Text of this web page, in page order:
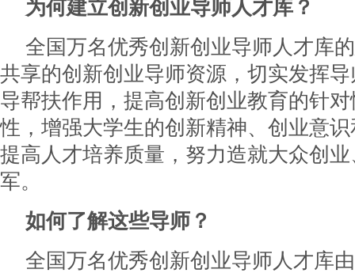
为何建立创新创业导师人才库？
全国万名优秀创新创业导师人才库
共享的创新创业导师资源，切实发挥
导帮扶作用，提高创新创业教育的针
性，增强大学生的创新精神、创业意
提高人才培养质量，努力造就大众创
军。
如何了解这些导师？
全国万名优秀创新创业导师人才库